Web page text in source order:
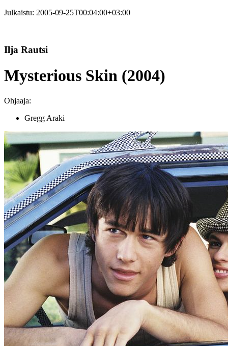
Julkaistu: 2005-09-25T00:04:00+03:00
Ilja Rautsi
Mysterious Skin (2004)
Ohjaaja:
Gregg Araki